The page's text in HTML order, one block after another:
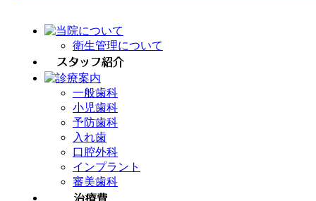
衛生管理について
一般歯科
小児歯科
予防歯科
入れ歯
口腔外科
インプラント
審美歯科